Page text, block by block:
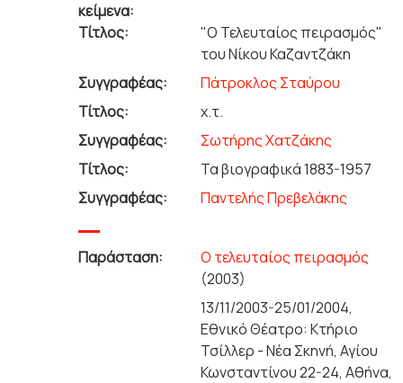
κείμενα:
Τίτλος:
"Ο Τελευταίος πειρασμός"
του Νίκου Καζαντζάκη
Συγγραφέας:
Πάτροκλος Σταύρου
Τίτλος:
χ.τ.
Συγγραφέας:
Σωτήρης Χατζάκης
Τίτλος:
Τα βιογραφικά 1883-1957
Συγγραφέας:
Παντελής Πρεβελάκης
Παράσταση:
Ο τελευταίος πειρασμός
(2003)
13/11/2003-25/01/2004,
Εθνικό Θέατρο: Κτήριο
Τσίλλερ - Νέα Σκηνή, Αγίου
Κωνσταντίνου 22-24, Αθήνα,